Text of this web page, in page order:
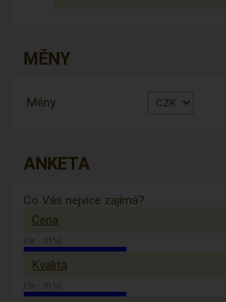
MĚNY
Měny
ANKETA
Co Vás nejvíce zajímá?
Cena
(5x - 31%)
Kvalita
(5x - 31%)